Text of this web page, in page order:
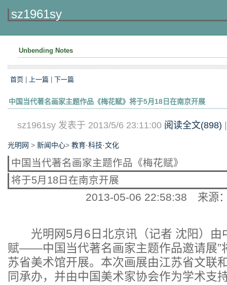
sz1961sy
Unbending Notes
首页 上一篇 下一篇
中国当代著名画家主题作品《梅花赋》将于5月18日在南京开展
sz1961sy 发表于 2013/5/6 23:11:00 阅读全文(898)
光明网 > 新闻中心> 教育·科技·文化
中国当代著名画家主题作品《梅花赋》
将于5月18日在南京开展
2013-05-06 22:58:38 来源
光明网5月6日北京讯（记者 沈阳）由
赋——中国当代著名画家主题作品邀请展”
苏省美术馆开展。本次画展由江苏省文联
同承办，并由中国美术家协会作为学术支